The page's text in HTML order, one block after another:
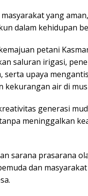
yang
dalam kehidupan
petani
saluran irigasi,
serta upaya
kekurangan air di
generasi
meninggalkan
sarana prasarana
dan